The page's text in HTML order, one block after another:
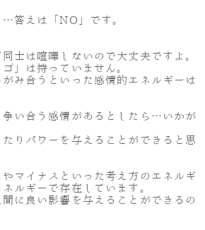
答えは「NO」です。
士は喧嘩しないので大丈夫ですよ。
」は持っていません。
み合うといった感情的エネルギーは
争い合う感情があるとしたら…いかが
りパワーを与えることができると思
マイナスといった考え方のエネルギ
ルギーで存在しています。
に良い影響を与えることができるの